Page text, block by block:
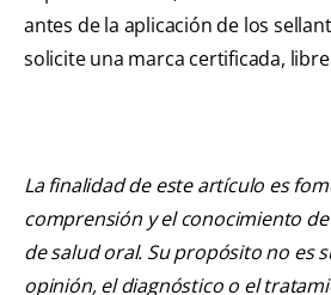
antes de la aplicación de los
solicite una marca certificada, libre
La finalidad de este artículo es
comprensión y el conocimiento
de salud oral. Su propósito no es
opinión, el diagnóstico o el